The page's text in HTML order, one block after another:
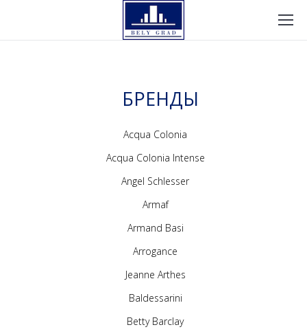
БРЕНДЫ
Acqua Colonia
Acqua Colonia Intense
Angel Schlesser
Armaf
Armand Basi
Arrogance
Jeanne Arthes
Baldessarini
Betty Barclay